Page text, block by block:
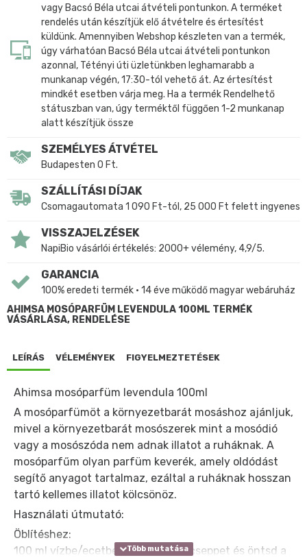
vagy Bacsó Béla utcai átvételi pontunkon. A terméket
rendelés után készítjük elő átvételre és értesítést
küldünk. Amennyiben Webshop készleten van a termék,
úgy várhatóan Bacsó Béla utcai átvételi pontunkon
azonnal, Tétényi úti üzletünkben leghamarabb a
munkanap végén, 17:30-tól vehető át. Az értesítést
mindkét esetben várja meg. Ha a termék Rendelhető
státuszban van, úgy terméktől függően 1-2 munkanap
alatt készítjük össze
SZEMÉLYES ÁTVÉTEL
Budapesten 0 Ft.
SZÁLLÍTÁSI DÍJAK
Csomagautomata 1 090 Ft-tól, 25 000 Ft felett ingyenes
VISSZAJELZÉSEK
NapiBio vásárlói értékelés: 2000+ vélemény, 4,9/5.
GARANCIA
100% eredeti termék • 14 éve működő magyar webáruház
AHIMSA MOSÓPARFÜM LEVENDULA 100ML TERMÉK
VÁSÁRLÁSA, RENDELÉSE
LEÍRÁS VÉLEMÉNYEK FIGYELMEZTETÉSEK
Ahimsa mosóparfüm levendula 100ml
A mosóparfümöt a környezetbarát mosáshoz ajánljuk,
mivel a környezetbarát mosószerek mint a mosódió
vagy a mosószóda nem adnak illatot a ruháknak. A
mosóparfűm olyan parfüm keverék, amely oldódást
segítő anyagot tartalmaz, ezáltal a ruháknak hosszan
tartó kellemes illatot kölcsönöz.
Használati útmutató:
Öblítéshez:
100 ml vízbe/ecetbe tegyél 10-20 cseppet és öntsd a